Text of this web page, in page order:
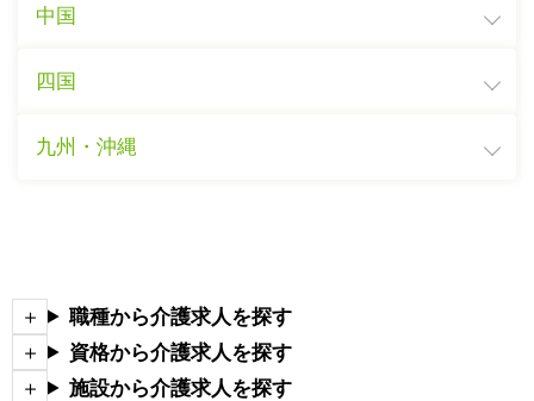
中国
四国
九州・沖縄
職種から介護求人を探す
資格から介護求人を探す
施設から介護求人を探す